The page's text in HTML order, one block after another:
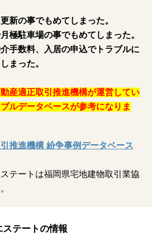
新の事でもめてしまった。
極駐車場の事でもめてしまった。
手数料、入居の申込でトラブルに
まった。
産適正取引推進機構が運営してい
ルデータベースが参考になりま
推進機構 紛争事例データベース
テートは福岡県宅地建物取引業協
ステートの情報